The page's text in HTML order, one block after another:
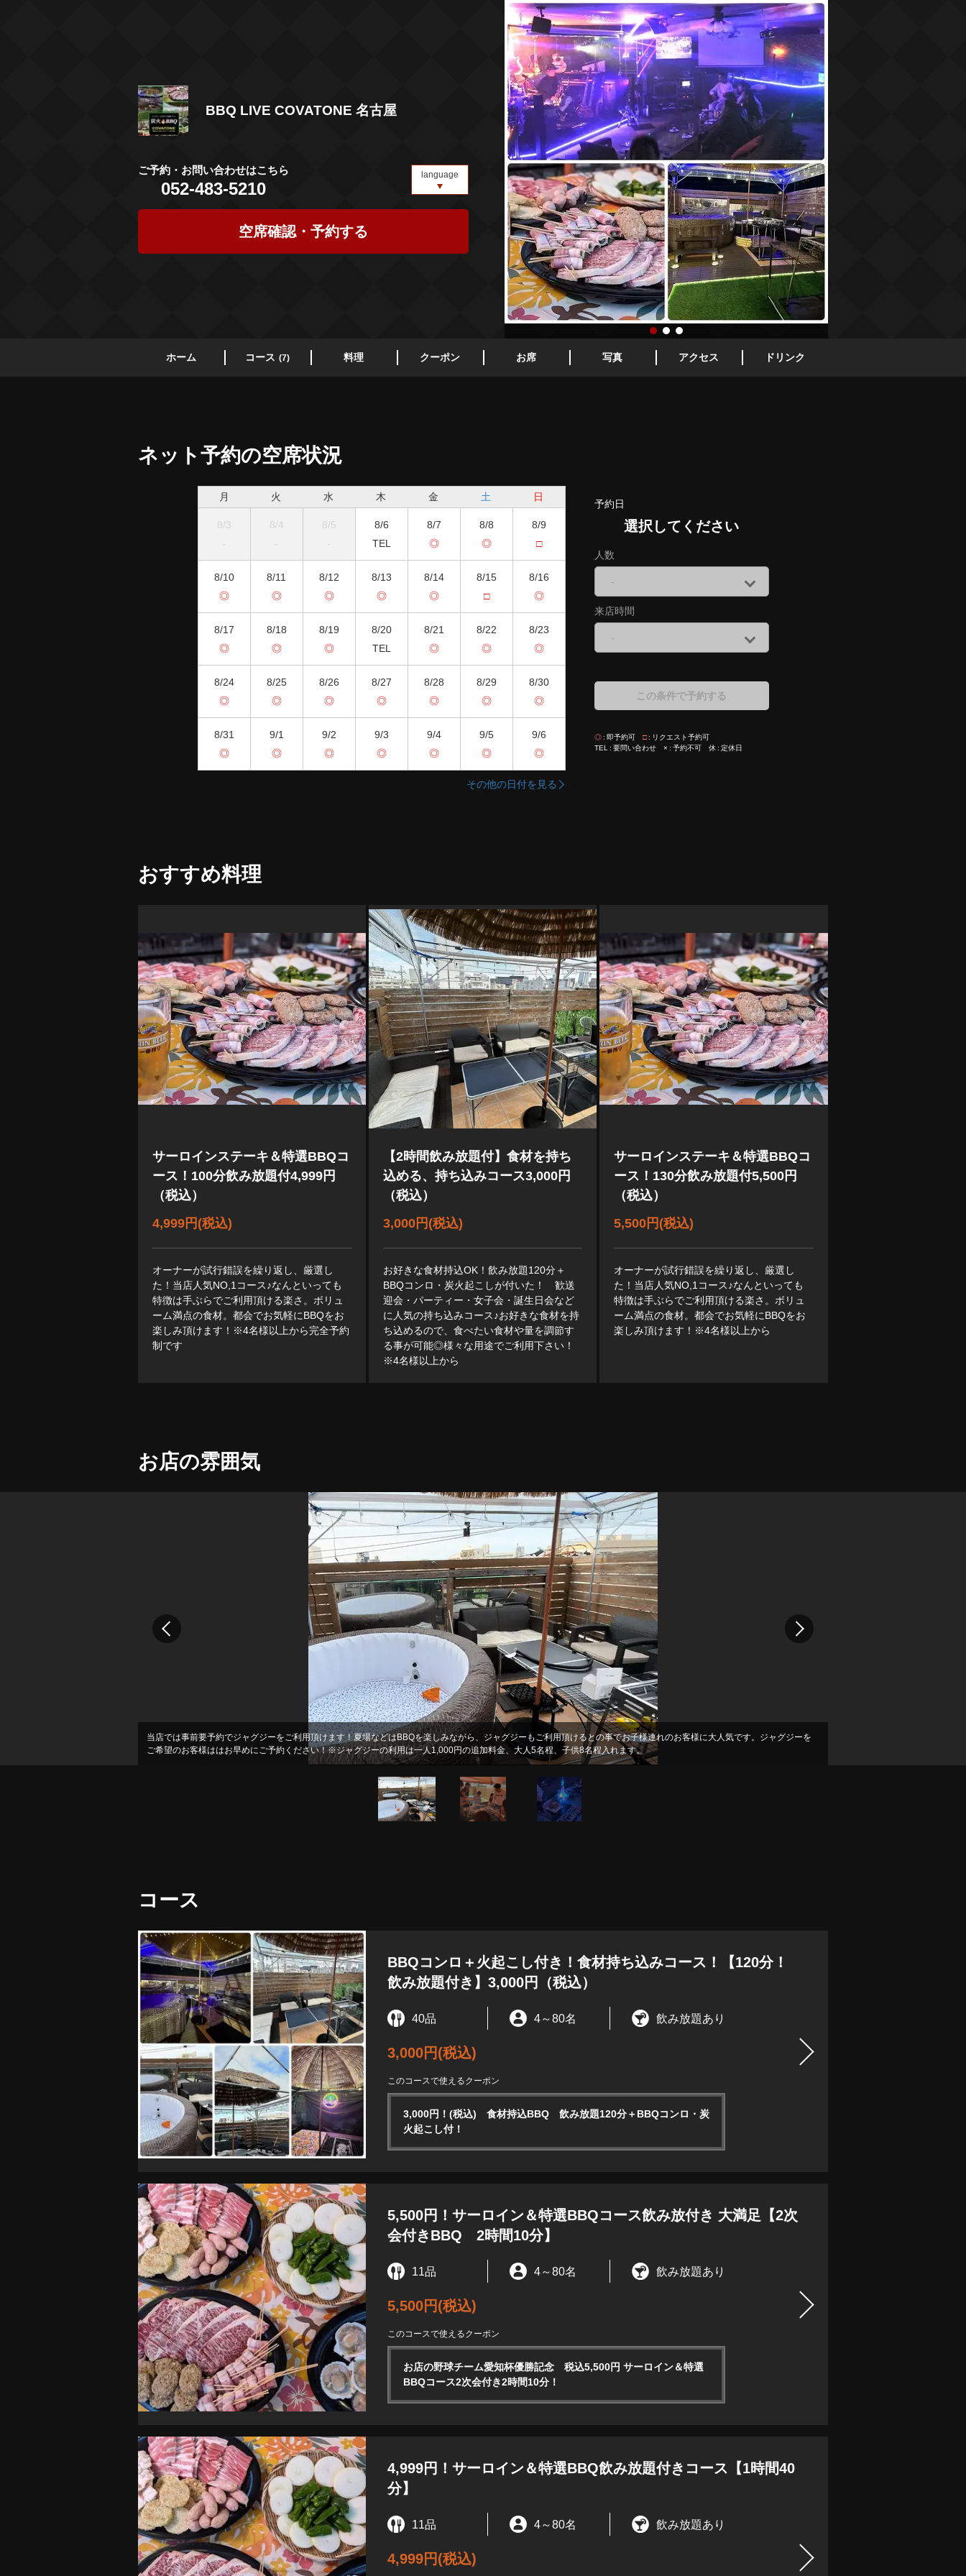
BBQ LIVE COVATONE 名古屋
ご予約・お問い合わせはこちら
052-483-5210
空席確認・予約する
language
ホーム コース (7) 料理 クーポン お席 写真 アクセス ドリンク
ネット予約の空席状況
月 火 水 木 金 土 日
8/3
-
8/4
-
8/5
-
8/6
TEL
8/7
◎
8/8
◎
8/9
□
8/10
◎
8/11
◎
8/12
◎
8/13
◎
8/14
◎
8/15
□
8/16
◎
8/17
◎
8/18
◎
8/19
◎
8/20
TEL
8/21
◎
8/22
◎
8/23
◎
8/24
◎
8/25
◎
8/26
◎
8/27
◎
8/28
◎
8/29
◎
8/30
◎
8/31
◎
9/1
◎
9/2
◎
9/3
◎
9/4
◎
9/5
◎
9/6
◎
その他の日付を見る
予約日
選択してください
人数
-
来店時間
-
この条件で予約する
◎ 即予約可 □
リクエスト予約可
TEL
要問い合わせ × 予約不可 休 定休日
おすすめ料理
サーロインステーキ＆特選BBQコ
ース！100分飲み放題付4,999円
（税込）
4,999円 (税込)
オーナーが試行錯誤を繰り返し、厳選し
た！当店人気NO,1コース♪なんといっても
特徴は手ぶらでご利用頂ける楽さ。ボリュ
ーム満点の食材。都会でお気軽にBBQをお
楽しみ頂けます！※4名様以上から完全予約
制です
【2時間飲み放題付】食材を持ち
込める、持ち込みコース3,000円
（税込）
3,000円 (税込)
お好きな食材持込OK！飲み放題120分＋
BBQコンロ・炭火起こしが付いた！ 歓送
迎会・パーティー・女子会・誕生日会など
に人気の持ち込みコース♪お好きな食材を持
ち込めるので、食べたい食材や量を調節す
る事が可能◎様々な用途でご利用下さい！
※4名様以上から
サーロインステーキ＆特選BBQコ
ース！130分飲み放題付5,500円
（税込）
5,500円 (税込)
オーナーが試行錯誤を繰り返し、厳選し
た！当店人気NO,1コース♪なんといっても
特徴は手ぶらでご利用頂ける楽さ。ボリュ
ーム満点の食材。都会でお気軽にBBQをお
楽しみ頂けます！※4名様以上から
お店の雰囲気
当店では事前要予約でジャグジーをご利用頂けます！夏場などはBBQを楽しみながら、ジャグジーもご利用頂けるとの事でお子様連れのお客様に大人気です。ジャグジーを
ご希望のお客様ははお早めにご予約ください！※ジャグジーの利用は一人1,000円の追加料金、大人5名程、子供8名程入れます。
都会にいながら、BBQを楽しめてしまう屋上空間！雨でもぜんぜん大丈夫。炭起こしも買い出しも片付けや火の始末だって、面倒なことは一切不要！名古屋駅から4分の本陣
駅からは徒歩3分と駅近です.気の合う仲間やお子様連れのご家族様など、様々な用途でご利用ください。
コース
BBQコンロ＋火起こし付き！食材持ち込みコース！【120分！
飲み放題付き】3,000円（税込）
40品 4～80名 飲み放題あり
3,000円(税込)
このコースで使えるクーポン
3,000円！(税込) 食材持込BBQ 飲み放題120分＋BBQコンロ・炭
火起こし付！
5,500円！サーロイン＆特選BBQコース飲み放付き 大満足【2次
会付きBBQ 2時間10分】
11品 4～80名 飲み放題あり
5,500円(税込)
このコースで使えるクーポン
お店の野球チーム愛知杯優勝記念 税込5,500円 サーロイン＆特選
BBQコース2次会付き2時間10分！
4,999円！サーロイン＆特選BBQ飲み放題付きコース【1時間40
分】
11品 4～80名 飲み放題あり
4,999円(税込)